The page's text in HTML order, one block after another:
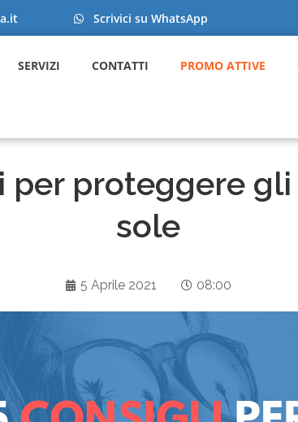
Scrivici su WhatsApp
SERVIZI CONTATTI PROMO ATTIVE
per proteggere
sole
5 Aprile 2021 08:00